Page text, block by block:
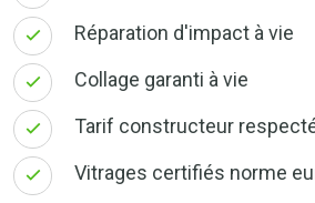
Réparation d'impact à vie
Collage garanti à vie
Tarif constructeur
Vitrages certifiés norme